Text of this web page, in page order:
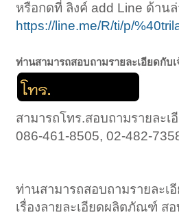
หรือกดที่ ลิงค์ add Line ด้านล่
https://line.me/R/ti/p/
ท่านสามารถสอบถามรายละเอียดกับ
สามารถโทร.สอบถามรายละเ
086-461-8505, 02-482-
ท่านสามารถสอบถามรายละเ
เรื่องลายละเอียดผลิตภัณฑ์ ส